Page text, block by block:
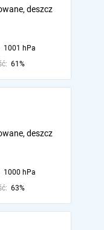
deszcz
1001 hPa
61%
deszcz
1000 hPa
63%